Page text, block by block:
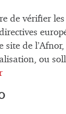
de vérifier
site de l’Afnor,
ou